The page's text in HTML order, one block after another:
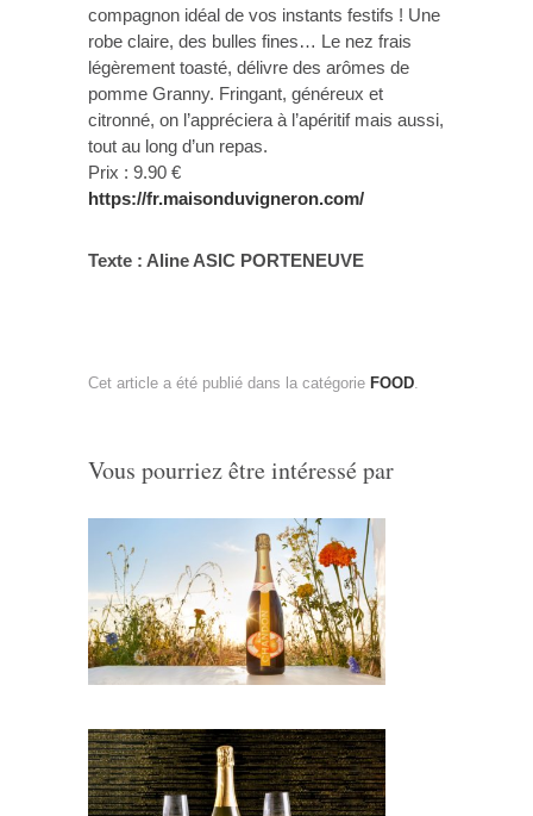
compagnon idéal de vos instants festifs ! Une
robe claire, des bulles fines… Le nez frais
légèrement toasté, délivre des arômes de
pomme Granny. Fringant, généreux et
citronné, on l’appréciera à l’apéritif mais aussi,
tout au long d’un repas.
Prix : 9.90 €
https://fr.maisonduvigneron.com/
Texte : Aline ASIC PORTENEUVE
Cet article a été publié dans la catégorie FOOD.
Vous pourriez être intéressé par